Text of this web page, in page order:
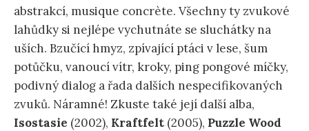
abstrakcí, musique concrète. Všechny ty zvukové
lahůdky si nejlépe vychutnáte se sluchátky na
uších. Bzučící hmyz, zpívající ptáci v lese, šum
potůčku, vanoucí vítr, kroky, ping pongové míčky,
podivný dialog a řada dalších nespecifikovaných
zvuků. Náramné! Zkuste také její další alba,
Isostasie (2002), Kraftfelt (2005), Puzzle Wood